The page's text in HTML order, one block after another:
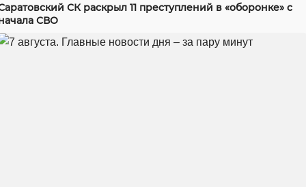
СК раскрыл 11 преступлений в «оборонке» с
СВО